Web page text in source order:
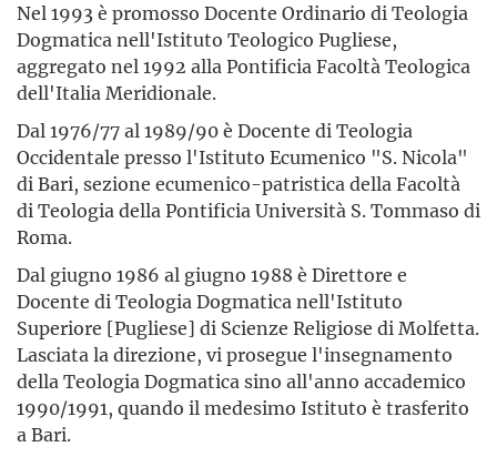
Nel 1993 è promosso Docente Ordinario di Teologia
Dogmatica nell'Istituto Teologico Pugliese,
aggregato nel 1992 alla Pontificia Facoltà Teologica
dell'Italia Meridionale.
Dal 1976/77 al 1989/90 è Docente di Teologia
Occidentale presso l'Istituto Ecumenico "S. Nicola"
di Bari, sezione ecumenico-patristica della Facoltà
di Teologia della Pontificia Università S. Tommaso di
Roma.
Dal giugno 1986 al giugno 1988 è Direttore e
Docente di Teologia Dogmatica nell'Istituto
Superiore [Pugliese] di Scienze Religiose di Molfetta.
Lasciata la direzione, vi prosegue l'insegnamento
della Teologia Dogmatica sino all'anno accademico
1990/1991, quando il medesimo Istituto è trasferito
a Bari.